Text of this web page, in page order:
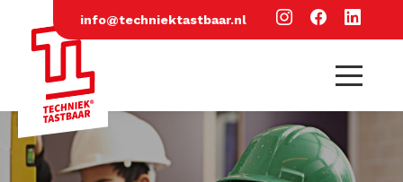
info@techniektastbaar.nl